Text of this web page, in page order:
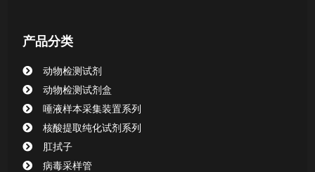
产品分类
动物检测试剂
动物检测试剂盒
唾液样本采集装置系列
核酸提取纯化试剂系列
肛拭子
病毒采样管